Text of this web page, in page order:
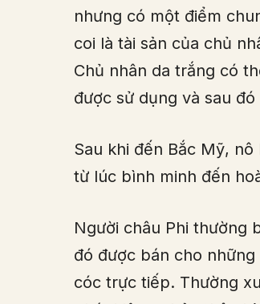
nhưng có một điểm
coi là tài sản của chủ
Chủ nhân da trắng có
được sử dụng và sau
Sau khi đến Bắc Mỹ,
từ lúc bình minh đến
Người châu Phi thường
đó được bán cho
cóc trực tiếp. Thường